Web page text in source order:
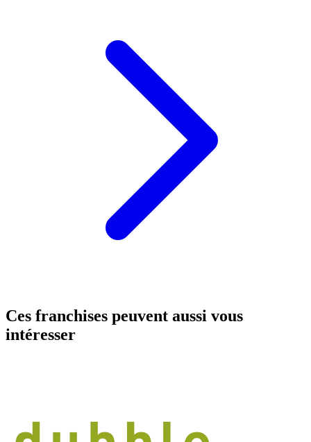
Ces franchises peuvent aussi vous
intéresser